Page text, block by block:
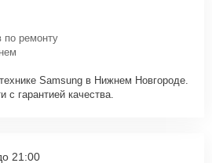
по ремонту
Samsung в Нижнем Новгороде.
гарантией качества.
21:00